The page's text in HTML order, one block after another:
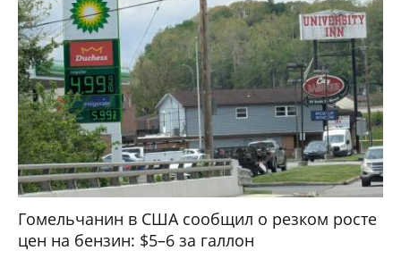
Гомельчанин в США сообщил о резком росте
цен на бензин: $5–6 за галлон